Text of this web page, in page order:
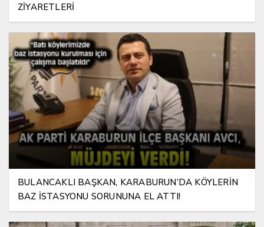
ZİYARETLERİ
BULANCAKLI BAŞKAN, KARABURUN’DA KÖYLERİN
BAZ İSTASYONU SORUNUNA EL ATTI!